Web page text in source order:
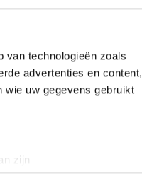
van technologieën zoals
advertenties en content,
wie uw gegevens gebruikt
zijn